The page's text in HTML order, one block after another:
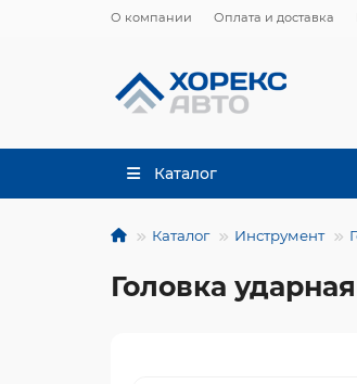
О компании Оплата и доставка
Каталог
Каталог Инструмент
Головка